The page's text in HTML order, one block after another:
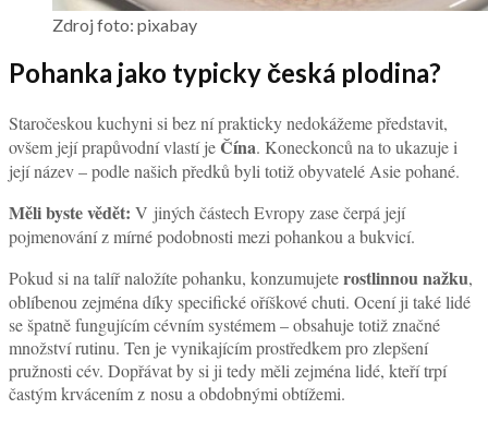
Zdroj foto: pixabay
Pohanka jako typicky česká plodina?
Staročeskou kuchyni si bez ní prakticky nedokážeme představit,
ovšem její prapůvodní vlastí jeČína. Koneckonců na to ukazuje i
její název – podle našich předků byli totiž obyvatelé Asie pohané.
Měli byste vědět: V jiných částech Evropy zase čerpá její
pojmenování z mírné podobnosti mezi pohankou a bukvicí.
Pokud si na talíř naložíte pohanku, konzumujeterostlinnou nažku,
oblíbenou zejména díky specifické oříškové chuti. Ocení ji také lidé
se špatně fungujícím cévním systémem – obsahuje totiž značné
množství rutinu. Ten je vynikajícím prostředkem pro zlepšení
pružnosti cév. Dopřávat by si ji tedy měli zejména lidé, kteří trpí
častým krvácením z nosu a obdobnými obtížemi.